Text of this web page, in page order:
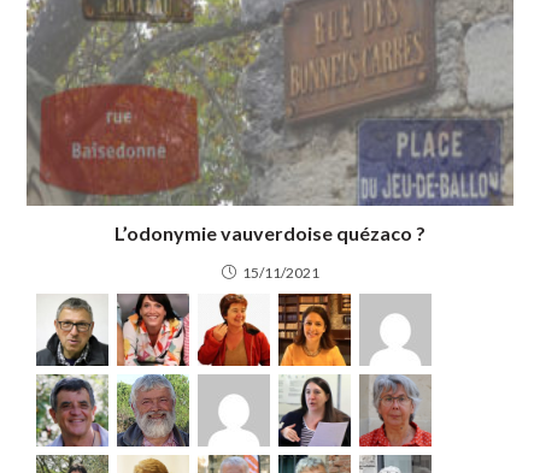
L’odonymie vauverdoise quézaco ?
15/11/2021